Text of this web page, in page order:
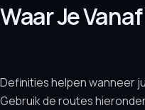
Waar Je
Definities helpen wanneer
Gebruik de routes